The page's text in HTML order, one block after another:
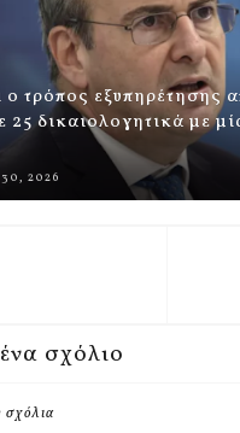
ο τρόπος εξυπηρέτησης
25 δικαιολογητικά με
2026
σχόλιο
σχόλια